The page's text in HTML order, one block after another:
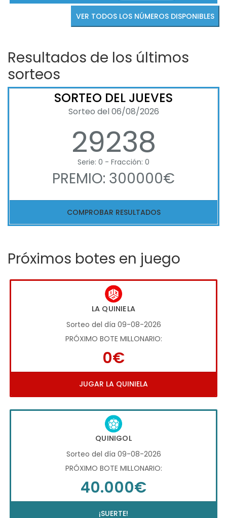
VER TODOS LOS NÚMEROS DISPONIBLES
Resultados de los últimos
sorteos
SORTEO DEL JUEVES
Sorteo del 06/08/2026
29238
Serie: 0 - Fracción: 0
PREMIO: 300000€
COMPROBAR RESULTADOS
Próximos botes en juego
LA QUINIELA
Sorteo del día 09-08-2026
PRÓXIMO BOTE MILLONARIO:
0€
JUGAR LA QUINIELA
QUINIGOL
Sorteo del día 09-08-2026
PRÓXIMO BOTE MILLONARIO:
40.000€
¡SUERTE!